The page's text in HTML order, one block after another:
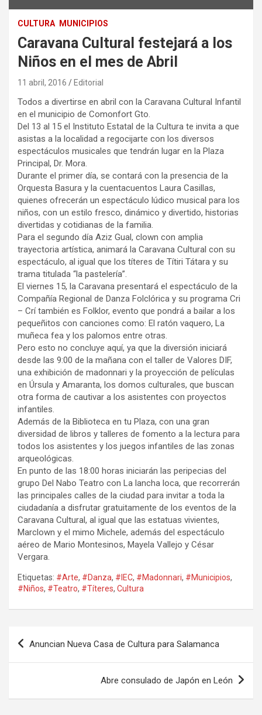
CULTURA MUNICIPIOS
Caravana Cultural festejará a los
Niños en el mes de Abril
11 abril, 2016 Editorial
Todos a divertirse en abril con la Caravana Cultural Infantil
en el municipio de Comonfort Gto.
Del 13 al 15 el Instituto Estatal de la Cultura te invita a que
asistas a la localidad a regocijarte con los diversos
espectáculos musicales que tendrán lugar en la Plaza
Principal, Dr. Mora.
Durante el primer día, se contará con la presencia de la
Orquesta Basura y la cuentacuentos Laura Casillas,
quienes ofrecerán un espectáculo lúdico musical para los
niños, con un estilo fresco, dinámico y divertido, historias
divertidas y cotidianas de la familia.
Para el segundo día Aziz Gual, clown con amplia
trayectoria artística, animará la Caravana Cultural con su
espectáculo, al igual que los títeres de Títiri Tátara y su
trama titulada “la pastelería”.
El viernes 15, la Caravana presentará el espectáculo de la
Compañía Regional de Danza Folclórica y su programa Cri
– Crí también es Folklor, evento que pondrá a bailar a los
pequeñitos con canciones como: El ratón vaquero, La
muñeca fea y los palomos entre otras.
Pero esto no concluye aquí, ya que la diversión iniciará
desde las 9:00 de la mañana con el taller de Valores DIF,
una exhibición de madonnari y la proyección de películas
en Úrsula y Amaranta, los domos culturales, que buscan
otra forma de cautivar a los asistentes con proyectos
infantiles.
Además de la Biblioteca en tu Plaza, con una gran
diversidad de libros y talleres de fomento a la lectura para
todos los asistentes y los juegos infantiles de las zonas
arqueológicas.
En punto de las 18:00 horas iniciarán las peripecias del
grupo Del Nabo Teatro con La lancha loca, que recorrerán
las principales calles de la ciudad para invitar a toda la
ciudadanía a disfrutar gratuitamente de los eventos de la
Caravana Cultural, al igual que las estatuas vivientes,
Marclown y el mimo Michele, además del espectáculo
aéreo de Mario Montesinos, Mayela Vallejo y César
Vergara.
Etiquetas: #Arte, #Danza, #IEC, #Madonnari, #Municipios,
#Niños, #Teatro, #Títeres, Cultura
Navegación
Anuncian Nueva Casa de Cultura para Salamanca
Abre consulado de Japón en León